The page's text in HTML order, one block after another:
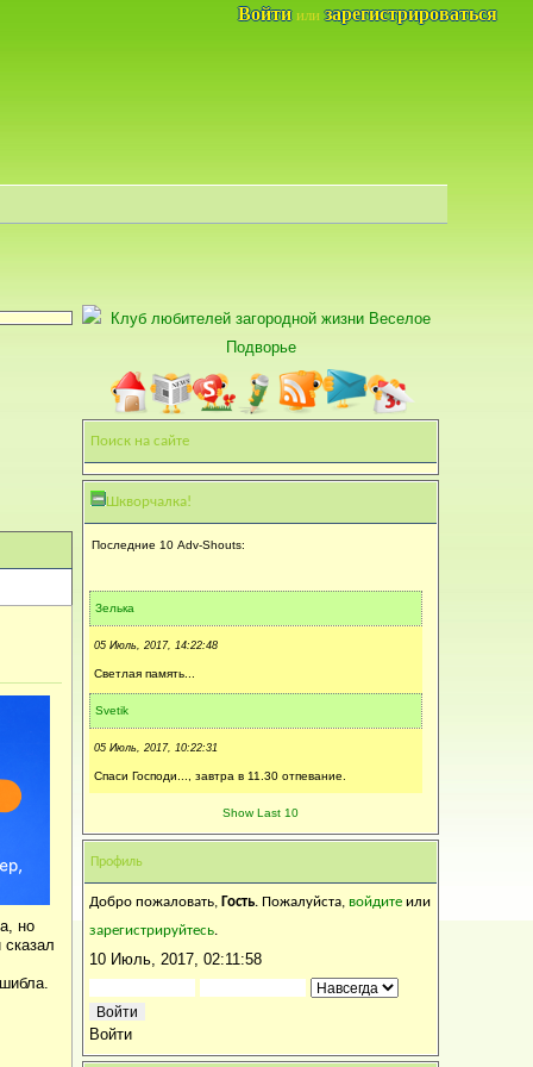
Войти или зарегистрироваться
но
Поиск на сайте
Шкворчалка!
Последние 10 Adv-Shouts:
Зелька
05 Июль, 2017, 14:22:48
Светлая память...
Svetik
05 Июль, 2017, 10:22:31
Спаси Господи..., завтра в 11.30 отпевание.
04 Июль, 2017, 15:27:46
Спаси Христос , за Святые молитвы.
Нюта
04 Июль, 2017, 14:39:55
Show Last 10
Профиль
Добро пожаловать, Гость. Пожалуйста, войдите или
зарегистрируйтесь.
10 Июль, 2017, 02:11:58
Войти